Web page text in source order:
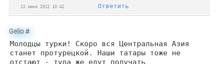
13 июня 2012 10:42 Ответить
Gelio#
Молодцы турки! Скоро вся Центральная Азия
станет протурецкой. Наши татары тоже не
отстают - туда же едут получать